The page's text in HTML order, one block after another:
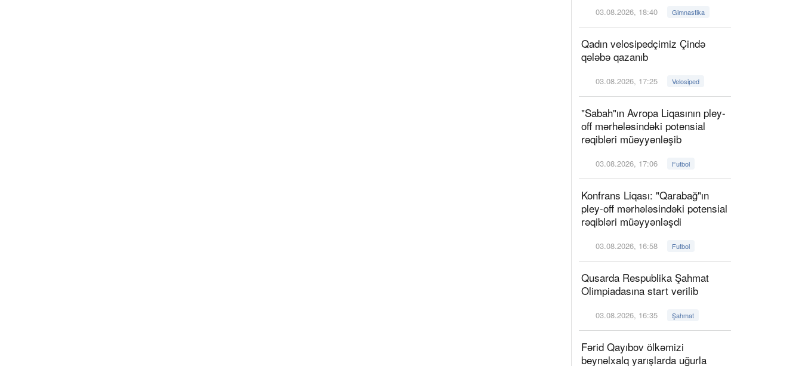
03.08.2026, 18:40 Gimnastika
Qadın velosipedçimiz Çində
qələbə qazanıb
03.08.2026, 17:25 Velosiped
"Sabah"ın Avropa Liqasının pley-
off mərhələsindəki potensial
rəqibləri müəyyənləşib
03.08.2026, 17:06 Futbol
Konfrans Liqası: "Qarabağ"ın
pley-off mərhələsindəki potensial
rəqibləri müəyyənləşdi
03.08.2026, 16:58 Futbol
Qusarda Respublika Şahmat
Olimpiadasına start verilib
03.08.2026, 16:35 Şahmat
Fərid Qayıbov ölkəmizi
beynəlxalq yarışlarda uğurla